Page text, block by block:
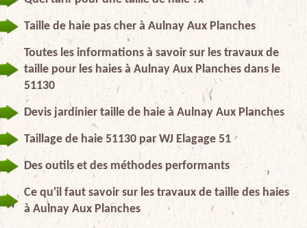
Taille de haie pas cher à Aulnay Aux Planches
Toutes les informations à savoir sur les travaux de
taille pour les haies à Aulnay Aux Planches dans le
51130
Devis jardinier taille de haie à Aulnay Aux Planches
Taillage de haie 51130 par WJ Elagage 51
Des outils et des méthodes performants
Ce qu'il faut savoir sur les travaux de taille des haies
à Aulnay Aux Planches